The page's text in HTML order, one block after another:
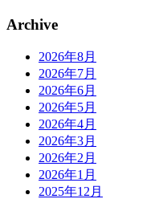
Archive
2026年8月
2026年7月
2026年6月
2026年5月
2026年4月
2026年3月
2026年2月
2026年1月
2025年12月